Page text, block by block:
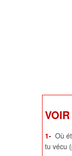
VOIR
1- Où
tu vécu